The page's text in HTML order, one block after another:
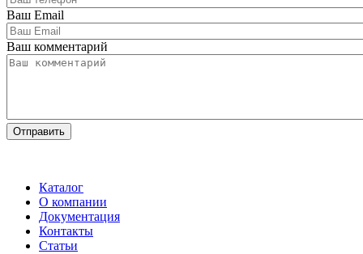
Ваш Email
Ваш комментарий
Каталог
О компании
Документация
Контакты
Статьи